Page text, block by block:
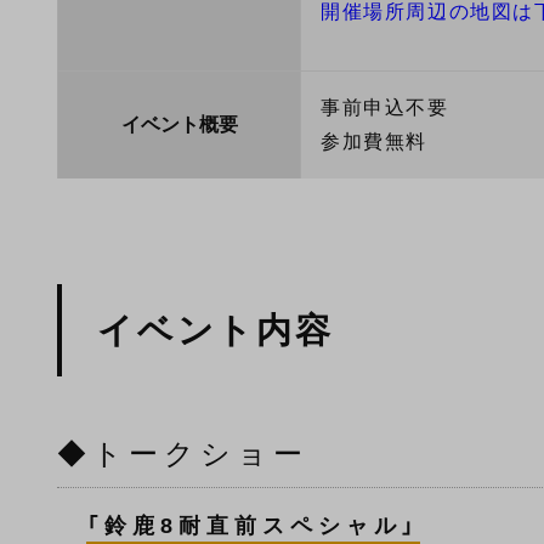
開催場所周辺の地図は
イベント概要
事前申込不要
参加費無料
イベント内容
◆トークショー
「鈴鹿8耐直前スペシャル」